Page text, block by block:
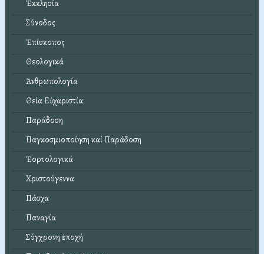
Ἐκκλησία
Σύνοδος
Ἐπίσκοπος
Θεολογικά
Ἀνθρωπολογία
Θεία Εὐχαριστία
Παράδοση
Παγκοσμιοποίηση καί Παράδοση
Ἑορτολογικά
Χριστούγεννα
Πάσχα
Παναγία
Σύγχρονη ἐποχή